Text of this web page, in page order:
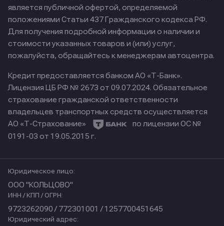
является публичной офертой, определяемой
положениями Статьи 437 Гражданского кодекса РФ.
Для получения подробной информации о наличии и
стоимости указанных товаров и (или) услуг,
пожалуйста, обращайтесь к менеджерам автоцентра.
Кредит предоставляется банком АО «Т-Банк».
Лицензия ЦБ РФ № 2673 от 09.07.2024. Обязательное
страхование гражданской ответственности
владельцев транспортных средств осуществляется
АО «Т-Страхование»
по лицензии ОС №
0191-03 от 19.05.2015 г.
Юридическое лицо:
ООО "КОЛЬЦОВО"
ИНН / КПП / ОГРН:
9723262090 / 772301001 / 1257700451645
Юридический адрес: